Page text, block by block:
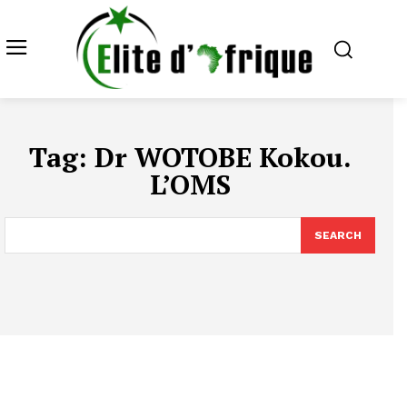
Tag: Dr WOTOBE Kokou.
L’OMS
SEARCH